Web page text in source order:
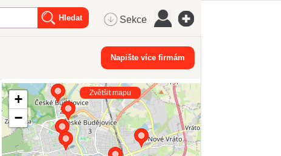
Sekce
Napište více firmám
+
−
Zvětšit mapu